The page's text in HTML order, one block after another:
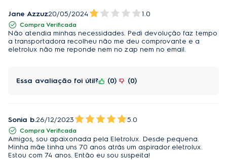
Jane Azzuz20/05/2024 1.0
Compra Verificada
Não atendia minhas necessidades. Pedi devolução faz tempo
a transportadora recolheu não me deu comprovante e a
eletrolux não me reponde nem no zap nem no email.
Essa avaliação foi útil? 0 0
Sonia b.26/12/2023 5.0
Compra Verificada
Amigos, sou apaixonada pela Eletrolux. Desde pequena.
Minha mãe tinha uns 70 anos atrás um aspirador eletrolux.
Estou com 74 anos. Então eu sou suspeita!